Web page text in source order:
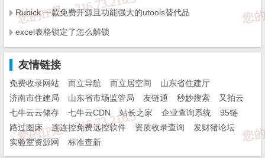
Rubick 一款免费开源且功能强大的utools替代品
excel表格锁定了怎么解锁
友情链接
免费收录网站 而立导航 而立居空间
山东省住建厅
济南市住建局
山东省市场监管局 友链通 秒妙搜索
又拍云
七牛云云储存
七牛云CDN 站长之家 企业查询系统
95链
路过图床
连连控免费远控软件 资质收录查询
发财猪论坛
实验室资源网
标准查新